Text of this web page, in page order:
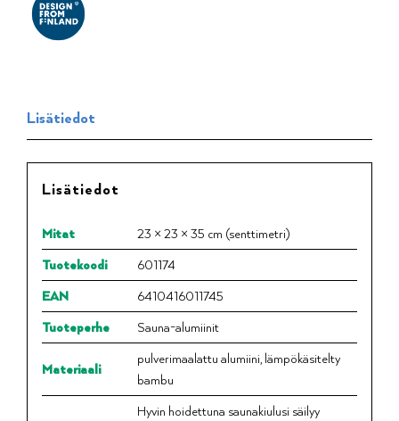
Lisätiedot
Lisätiedot
Mitat
23 × 23 × 35 cm (senttimetri)
Tuotekoodi
601174
EAN
6410416011745
Tuoteperhe
Sauna-alumiinit
Materiaali
pulverimaalattu alumiini, lämpökäsitelty
bambu
Hyvin hoidettuna saunakiulusi säilyy